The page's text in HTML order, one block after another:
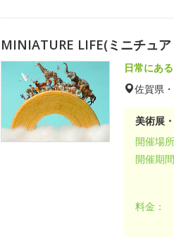
MINIATURE LIFE(ミニチュ
日常にあ
佐賀県
美術展
開催場所
開催期間
料金：